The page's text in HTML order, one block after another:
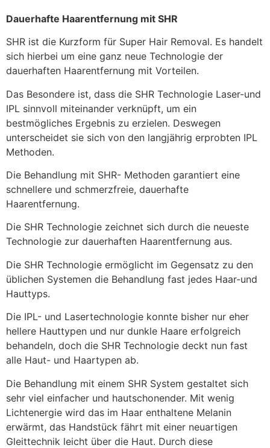
Dauerhafte Haarentfernung mit SHR
SHR ist die Kurzform für Super Hair Removal. Es handelt
sich hierbei um eine ganz neue Technologie der
dauerhaften Haarentfernung mit Vorteilen.
Das Besondere ist, dass die SHR Technologie Laser-und
IPL sinnvoll miteinander verknüpft, um ein
bestmögliches Ergebnis zu erzielen. Deswegen
unterscheidet sie sich von den langjährig erprobten IPL
Methoden.
Die Behandlung mit SHR- Methoden garantiert eine
schnellere und schmerzfreie, dauerhafte
Haarentfernung.
Die SHR Technologie zeichnet sich durch die neueste
Technologie zur dauerhaften Haarentfernung aus.
Die SHR Technologie ermöglicht im Gegensatz zu den
üblichen Systemen die Behandlung fast jedes Haar-und
Hauttyps.
Die IPL- und Lasertechnologie konnte bisher nur eher
hellere Hauttypen und nur dunkle Haare erfolgreich
behandeln, doch die SHR Technologie deckt nun fast
alle Haut- und Haartypen ab.
Die Behandlung mit einem SHR System gestaltet sich
sehr viel einfacher und hautschonender. Mit wenig
Lichtenergie wird das im Haar enthaltene Melanin
erwärmt, das Handstück fährt mit einer neuartigen
Gleittechnik leicht über die Haut. Durch diese